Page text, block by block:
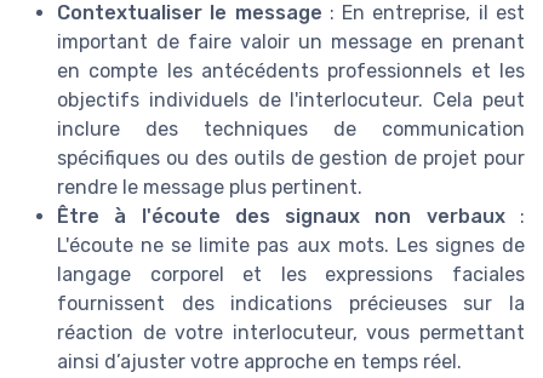
Contextualiser le message : En entreprise, il est
important de faire valoir un message en prenant
en compte les antécédents professionnels et les
objectifs individuels de l'interlocuteur. Cela peut
inclure des techniques de communication
spécifiques ou des outils de gestion de projet pour
rendre le message plus pertinent.
Être à l'écoute des signaux non verbaux:
L'écoute ne se limite pas aux mots. Les signes de
langage corporel et les expressions faciales
fournissent des indications précieuses sur la
réaction de votre interlocuteur, vous permettant
ainsi d’ajuster votre approche en temps réel.